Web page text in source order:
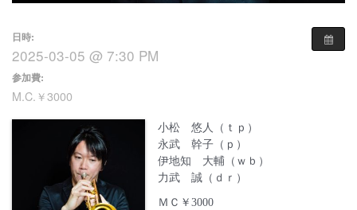
日時:
2025-03-05 @ 7:30 PM
参加費:
M.C.￥3000
小松 悠人（ｔｐ）
永武 幹子（ｐ）
伊地知 大輔（ｗｂ）
力武 誠（ｄｒ）
ＭＣ￥3000